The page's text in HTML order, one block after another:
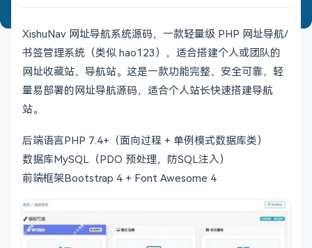
XishuNav 网址导航系统源码，一款轻量级 PHP 网址导航/
书签管理系统（类似 hao123），适合搭建个人或团队的
网址收藏站、导航站。这是一款功能完整、安全可靠、轻
量易部署的网址导航源码，适合个人站长快速搭建导航
站。
后端语言PHP 7.4+（面向过程 + 单例模式数据库类）
数据库MySQL（PDO 预处理，防SQL注入）
前端框架Bootstrap 4 + Font Awesome 4